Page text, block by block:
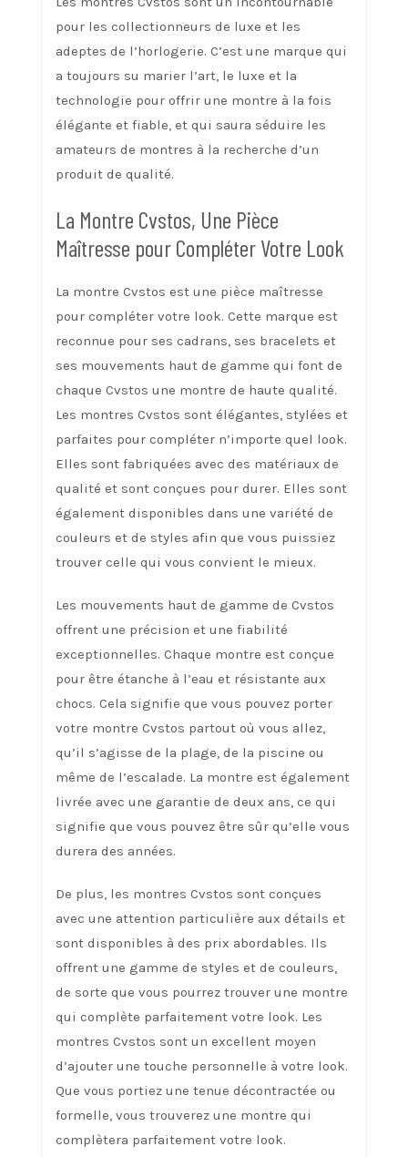
pour les collectionneurs de luxe et les
adeptes de l’horlogerie. C’est une marque qui
a toujours su marier l’art, le luxe et la
technologie pour offrir une montre à la fois
élégante et fiable, et qui saura séduire les
amateurs de montres à la recherche d’un
produit de qualité.
La Montre Cvstos, Une Pièce
Maîtresse pour Compléter Votre Look
La montre Cvstos est une pièce maîtresse
pour compléter votre look. Cette marque est
reconnue pour ses cadrans, ses bracelets et
ses mouvements haut de gamme qui font de
chaque Cvstos une montre de haute qualité.
Les montres Cvstos sont élégantes, stylées et
parfaites pour compléter n’importe quel look.
Elles sont fabriquées avec des matériaux de
qualité et sont conçues pour durer. Elles sont
également disponibles dans une variété de
couleurs et de styles afin que vous puissiez
trouver celle qui vous convient le mieux.
Les mouvements haut de gamme de Cvstos
offrent une précision et une fiabilité
exceptionnelles. Chaque montre est conçue
pour être étanche à l’eau et résistante aux
chocs. Cela signifie que vous pouvez porter
votre montre Cvstos partout où vous allez,
qu’il s’agisse de la plage, de la piscine ou
même de l’escalade. La montre est également
livrée avec une garantie de deux ans, ce qui
signifie que vous pouvez être sûr qu’elle vous
durera des années.
De plus, les montres Cvstos sont conçues
avec une attention particulière aux détails et
sont disponibles à des prix abordables. Ils
offrent une gamme de styles et de couleurs,
de sorte que vous pourrez trouver une montre
qui complète parfaitement votre look. Les
montres Cvstos sont un excellent moyen
d’ajouter une touche personnelle à votre look.
Que vous portiez une tenue décontractée ou
formelle, vous trouverez une montre qui
complètera parfaitement votre look.